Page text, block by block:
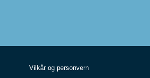
Vilkår og personvern